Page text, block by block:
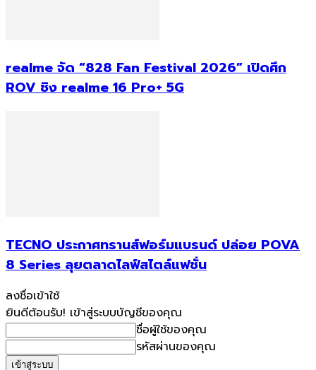
realme จัด “828 Fan Festival 2026” เปิดศึก
ROV ชิง realme 16 Pro+ 5G
TECNO ประกาศทรานส์ฟอร์มแบรนด์ ปล่อย POVA
8 Series ลุยตลาดไลฟ์สไตล์แฟชั่น
ลงชื่อเข้าใช้
ยินดีต้อนรับ! เข้าสู่ระบบบัญชีของคุณ
ชื่อผู้ใช้ของคุณ
รหัสผ่านของคุณ